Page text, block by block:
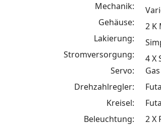
Mechanik:
Gehäuse:
Lakierung:
Stromversorgung:
Servo:
Drehzahlregler:
Kreisel:
Beleuchtung:
2 K
4 X
Gas
2 X